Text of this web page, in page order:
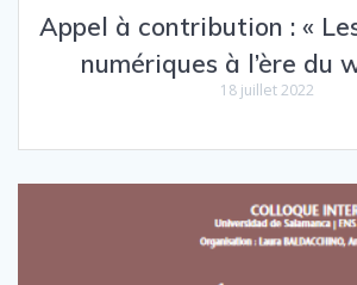
Appel à contribution : «
numériques à l’ère du
18 juillet 2022